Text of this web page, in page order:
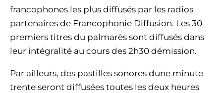
francophones les plus diffusés par les radios
partenaires de Francophonie Diffusion. Les 30
premiers titres du palmarès sont diffusés dans
leur intégralité au cours des 2h30 démission.
Par ailleurs, des pastilles sonores dune minute
trente seront diffusées toutes les deux heures